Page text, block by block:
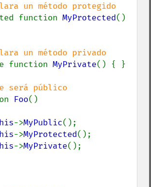
un método protegido
function MyProtected()
un método privado
function MyPrivate() { }
será público
Foo()
->MyPublic();
->MyProtected();
->MyPrivate();